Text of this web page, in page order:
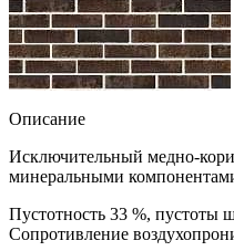
Описание
Исключительный медно-
минеральными
Пустотность 33 %, пустоты
Сопротивление